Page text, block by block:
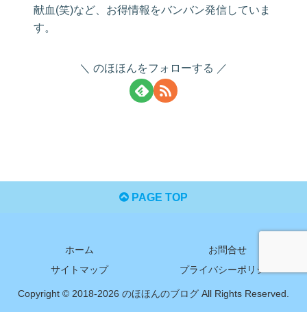
献血(笑)など、お得情報をバンバン発信していま
す。
のほほんをフォローする
PAGE TOP
ホーム
お問合せ
サイトマップ
プライバシーポリシー
Copyright © 2018-2026 のほほんのブログ All Rights Reserved.